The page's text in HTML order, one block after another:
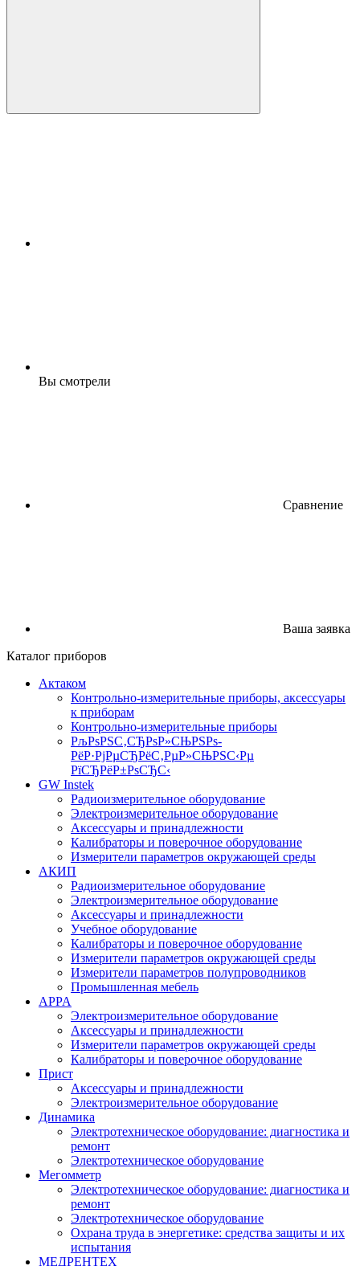
Вы смотрели
Сравнение
Ваша заявка
Каталог приборов
Актаком
Контрольно-измерительные приборы, аксессуары
к приборам
Контрольно-измерительные приборы
РљРѕРЅС‚СЂРѕР»СЊРЅРѕ-
РёР·РјРµСЂРёС‚РµР»СЊРЅС‹Рµ
РїСЂРёР±РѕСЂС‹
GW Instek
Радиоизмерительное оборудование
Электроизмерительное оборудование
Аксессуары и принадлежности
Калибраторы и поверочное оборудование
Измерители параметров окружающей среды
АКИП
Радиоизмерительное оборудование
Электроизмерительное оборудование
Аксессуары и принадлежности
Учебное оборудование
Калибраторы и поверочное оборудование
Измерители параметров окружающей среды
Измерители параметров полупроводников
Промышленная мебель
APPA
Электроизмерительное оборудование
Аксессуары и принадлежности
Измерители параметров окружающей среды
Калибраторы и поверочное оборудование
Прист
Аксессуары и принадлежности
Электроизмерительное оборудование
Динамика
Электротехническое оборудование: диагностика и
ремонт
Электротехническое оборудование
Мегомметр
Электротехническое оборудование: диагностика и
ремонт
Электротехническое оборудование
Охрана труда в энергетике: средства защиты и их
испытания
МЕДРЕНТЕХ